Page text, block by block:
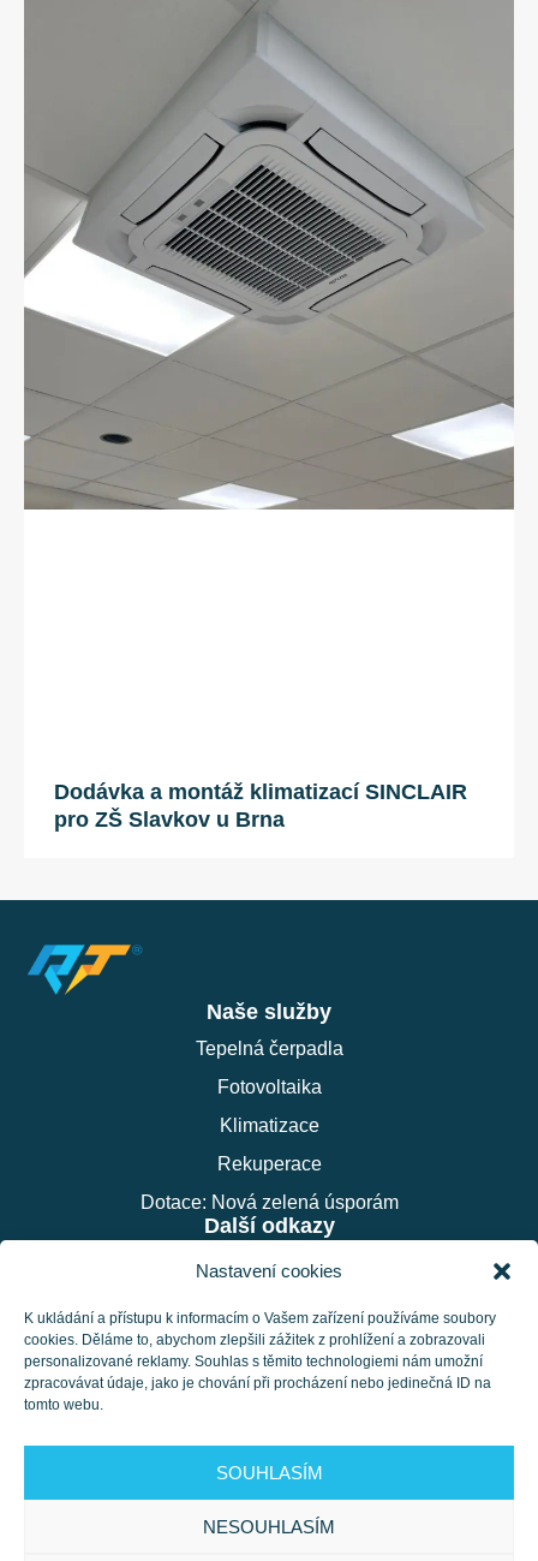
Nastavení cookies
K ukládání a přístupu k informacím o Vašem zařízení používáme soubory
cookies. Děláme to, abychom zlepšili zážitek z prohlížení a zobrazovali
personalizované reklamy. Souhlas s těmito technologiemi nám umožní
zpracovávat údaje, jako je chování při procházení nebo jedinečná ID na
tomto webu.
SOUHLASÍM
NESOUHLASÍM
Dodávka a montáž klimatizací SINCLAIR
pro ZŠ Slavkov u Brna
Naše služby
Tepelná čerpadla
Fotovoltaika
Klimatizace
Rekuperace
Dotace: Nová zelená úsporám
Další odkazy
O nás
Aktuality a novinky
Kontakt
REVOTECH s.r.o.
Chropyňská 1693/2
767 01 Kroměříž
Telefon:777 741 341